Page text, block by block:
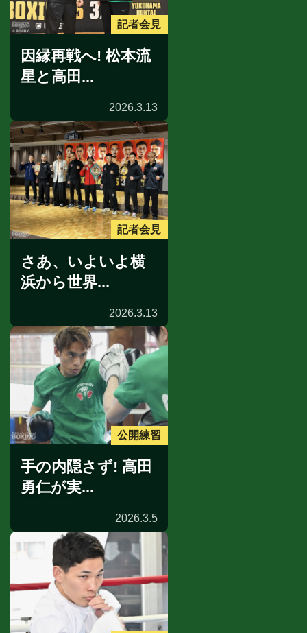
記者会見
因縁再戦へ! 松本流
星と高田...
2026.3.13
記者会見
さあ、いよいよ横
浜から世界...
2026.3.13
公開練習
手の内隠さず! 高田
勇仁が実...
2026.3.5